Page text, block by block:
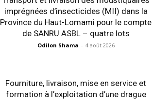
imprégnées d’insecticides (MII) dans la
Province du Haut-Lomami pour le compte
de SANRU ASBL – quatre lots
Odilon Shama - 4 août 2026
Fourniture, livraison, mise en service et
formation à l’exploitation d’une drague